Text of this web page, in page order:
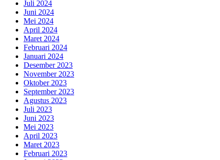
Juli 2024
Juni 2024
Mei 2024
April 2024
Maret 2024
Februari 2024
Januari 2024
Desember 2023
November 2023
Oktober 2023
September 2023
Agustus 2023
Juli 2023
Juni 2023
Mei 2023
April 2023
Maret 2023
Februari 2023